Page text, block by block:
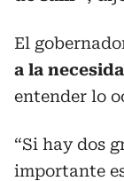
El
a la
entender lo
“Si hay dos
importante